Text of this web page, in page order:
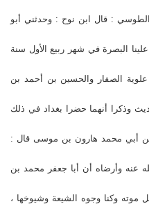
6 - غيبة الشيخ الطوسي : قال ابن نوح : وحدثني أبو
البصرة في شهر ربيع الأول سنة
الصفار والحسين بن أحمد بن
وذكرا أنهما حضرا بغداد في ذلك
عن أبي محمد هارون بن موسى قال :
عنه وأرضاه أن أبا جعفر محمد بن
موته وكنا وجوه الشيعة وشيوخها ،